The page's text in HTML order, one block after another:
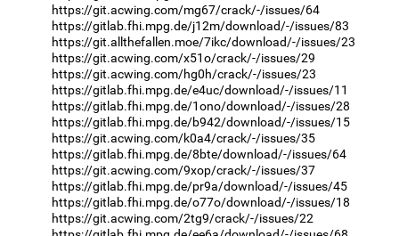
https://git.acwing.com/mg67/crack/-/issues/64
https://gitlab.fhi.mpg.de/j12m/download/-/issues/83
https://git.allthefallen.moe/7ikc/download/-/issues/23
https://git.acwing.com/x51o/crack/-/issues/29
https://git.acwing.com/hg0h/crack/-/issues/23
https://gitlab.fhi.mpg.de/e4uc/download/-/issues/11
https://gitlab.fhi.mpg.de/1ono/download/-/issues/28
https://gitlab.fhi.mpg.de/b942/download/-/issues/15
https://git.acwing.com/k0a4/crack/-/issues/35
https://gitlab.fhi.mpg.de/8bte/download/-/issues/64
https://git.acwing.com/9xop/crack/-/issues/37
https://gitlab.fhi.mpg.de/pr9a/download/-/issues/45
https://gitlab.fhi.mpg.de/o77o/download/-/issues/18
https://git.acwing.com/2tg9/crack/-/issues/22